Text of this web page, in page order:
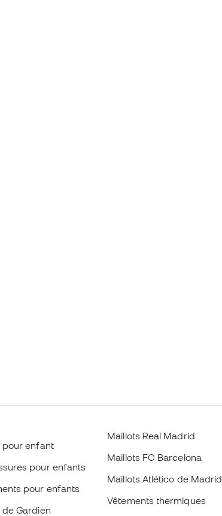
pour enfant
pour enfants
pour enfants
de Gardien
Maillots Real Madrid
Maillots FC Barcelona
Maillots Atlético de Madrid
Vêtements thermiques